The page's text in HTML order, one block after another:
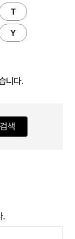
T
Y
니다.
검색
.